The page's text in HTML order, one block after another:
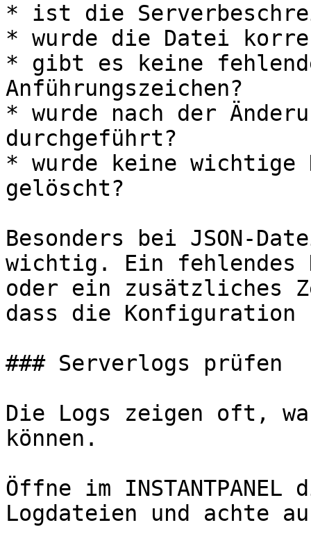
* ist die
* wurde die Datei
* gibt es keine
Anführungszeichen?
* wurde nach der
durchgeführt?
* wurde keine
gelöscht?
Besonders bei JSON-
wichtig. Ein fehlendes
oder ein zusätzliches
dass die
### Serverlogs prüfen
Die Logs zeigen oft,
können.
Öffne im
Logdateien und achte